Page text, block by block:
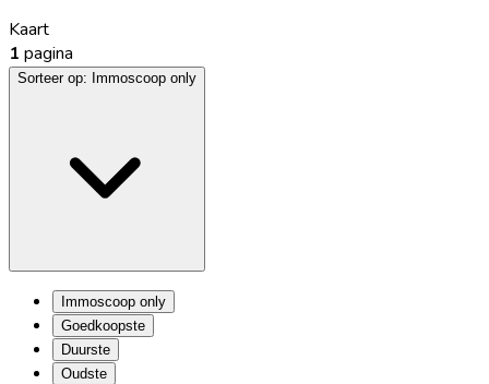
Kaart
1 pagina
Sorteer op: Immoscoop only
Immoscoop only
Goedkoopste
Duurste
Oudste